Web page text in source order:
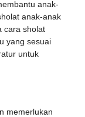
anak-
anak-anak
cara sholat
yang sesuai
untuk
memerlukan